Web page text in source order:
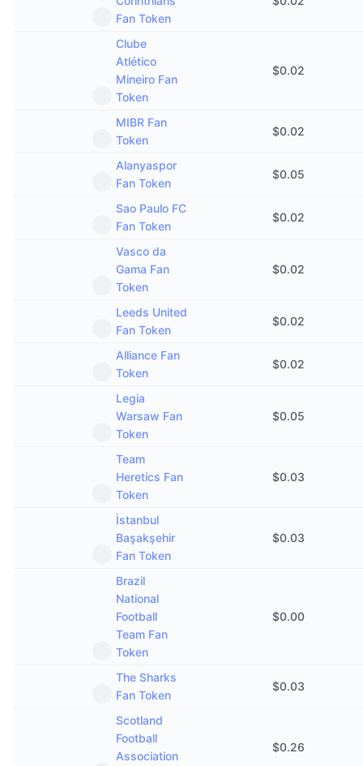
Fan Token
Clube
Atlético
Mineiro Fan
Token
$0.02
MIBR Fan
Token
$0.02
Alanyaspor
Fan Token
$0.05
Sao Paulo FC
Fan Token
$0.02
Vasco da
Gama Fan
Token
$0.02
Leeds United
Fan Token
$0.02
Alliance Fan
Token
$0.02
Legia
Warsaw Fan
Token
$0.05
Team
Heretics Fan
Token
$0.03
İstanbul
Başakşehir
Fan Token
$0.03
Brazil
National
Football
Team Fan
Token
$0.00
The Sharks
Fan Token
$0.03
Scotland
Football
Association
$0.26